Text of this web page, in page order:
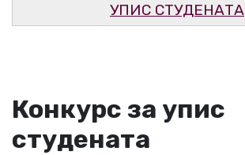
УПИС СТУДЕНАТА
Конкурс за упис
студената